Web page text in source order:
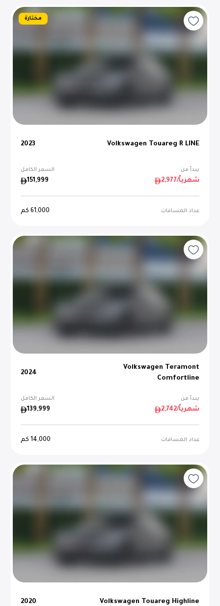
مختارة
Volkswagen Touareg R LINE
2023
يبدأ من السعر الكامل
2,977 /شهرياً 151,999
عداد المسافات 61,000 كم
Volkswagen Teramont
Comfortline
2024
يبدأ من السعر الكامل
2,742 /شهرياً 139,999
عداد المسافات 14,000 كم
Volkswagen Touareg Highline
2020